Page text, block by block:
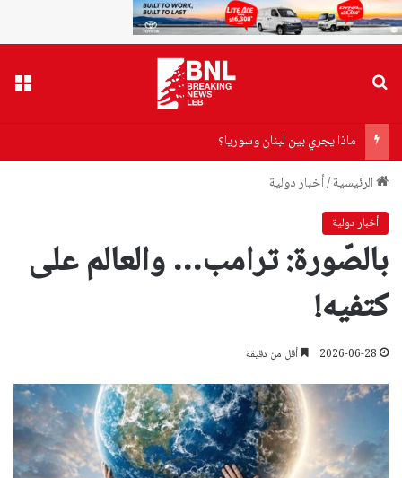
ماذا يجري بين لبنان وسوريا؟
الرئيسية/أخبار دولية
أخبار دولية
بالصّورة: ترامب… والعالم على
كتفيه!
2026-06-28 أقل من دقيقة